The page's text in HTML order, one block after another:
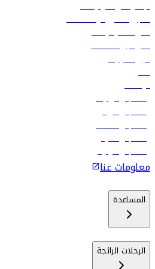
الإعلان على متن رحلاتنا
تسجيل الدخول لوكلاء السفر
أدنى أسعار الرحلات
فلاي دبي للعطلات
تأجير السيارات
فنادق
الوظائف
رحلات إلى تبيليسي
رحلات إلى الرياض
رحلات إلى مسقط
رحلات إلى ماليه
رحلات إلى كولومبو
معلومات عنا
المساعدة
الرحلات الرائجة